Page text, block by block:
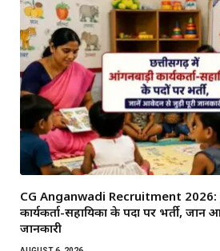
CG Anganwadi Recruitment 2026:
कार्यकर्ता-सहायिका के पदों पर भर्ती,
जानकारी